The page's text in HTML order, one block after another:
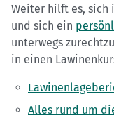
Weiter hilft es, sich
und sich ein
unterwegs
in einen
Alles rund um